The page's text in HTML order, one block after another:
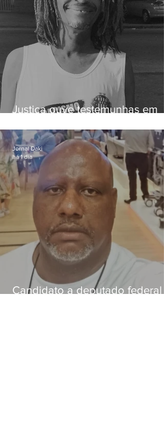
Justiça ouve testemunhas em
dívida de R$ 25
Candidato a deputado federal
Jornal Daki
há 1 dia